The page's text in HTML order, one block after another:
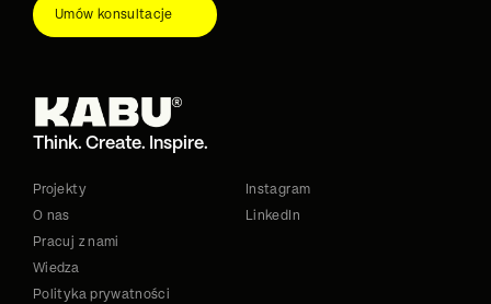
Umów konsultacje
Projekty
O nas
Pracuj z nami
Wiedza
Polityka prywatności
Instagram
LinkedIn
Think. Create. Inspire.